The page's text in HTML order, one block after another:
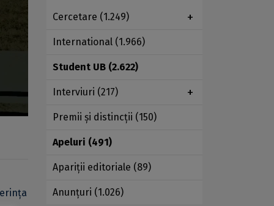
Cercetare (1.249)
International (1.966)
Student UB (2.622)
Interviuri (217)
Premii şi distincţii (150)
Apeluri (491)
Apariţii editoriale (89)
Anunţuri (1.026)